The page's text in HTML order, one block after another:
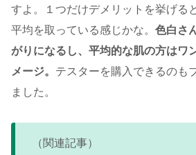
すよ。１つだけデメリットを挙げる
平均を取っている感じかな。 色白さ
がりになるし、平均的な肌の方はワ
メージ。 テスターを購入できるのも
ました。
（関連記事）